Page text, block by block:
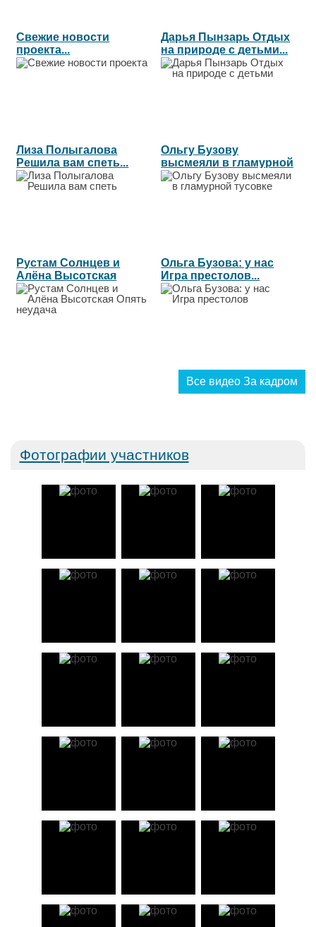
Свежие новости
проекта...
Дарья Пынзарь Отдых
на природе с детьми...
Лиза Полыгалова
Решила вам спеть...
Ольгу Бузову
высмеяли в гламурной
тусовке...
Рустам Солнцев и
Алёна Высотская
Опять неудача...
Ольга Бузова: у нас
Игра престолов...
Все видео За кадром
Фотографии участников